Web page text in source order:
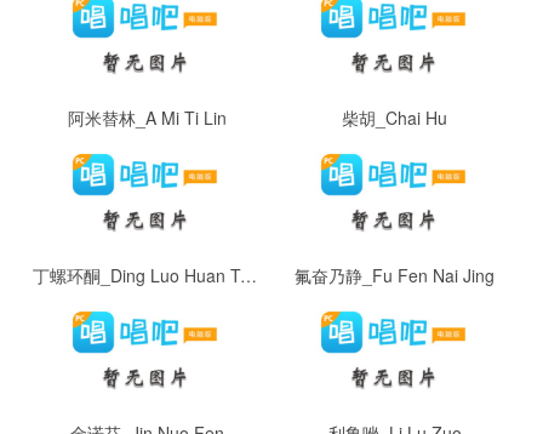
阿米替林_A Mi Ti Lin 柴胡_Chai Hu
丁螺环酮_Ding Luo Huan Tong 氟奋乃静_Fu Fen Nai Jing